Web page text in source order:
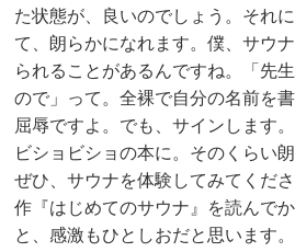
た状態が、良いのでしょう。それ
て、朗らかになれます。僕、サウ
られることがあるんですね。「先
ので」って。全裸で自分の名前を
屈辱ですよ。でも、サインします
ビショビショの本に。そのくらい
ぜひ、サウナを体験してみてくだ
作『はじめてのサウナ 』を読んで
と、感激もひとしおだと思います。